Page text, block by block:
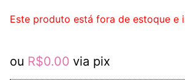
Este produto está fora de estoque e
ou R$0.00 via pix